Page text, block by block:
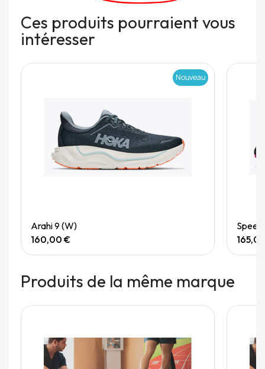
Ces produits pourraient vous
intéresser
Nouveau
Arahi 9 (W)
160,00 €
Produits de la même marque